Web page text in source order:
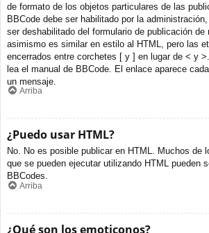
de formato de los objetos particulares de las
BBCode debe ser habilitado por la
ser deshabilitado del formulario de publicación de
asimismo es similar en estilo al HTML, pero las
encerrados entre corchetes [ y ] en lugar de < y
lea el manual de BBCode. El enlace aparece
un mensaje.
Arriba
¿Puedo usar HTML?
No. No es posible publicar en HTML. Muchos de
que se pueden ejecutar utilizando HTML pueden
BBCodes.
Arriba
¿Qué son los emoticonos?